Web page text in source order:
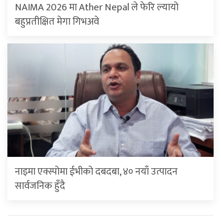
NAIMA 2026 मा Ather Nepal ले फेरि ल्यायो
बहुप्रतीक्षित मेगा गिभअवे
नाइमा एक्स्पोमा ईभीको दबदबा, ४० नयाँ उत्पादन
सार्वजनिक हुँदै